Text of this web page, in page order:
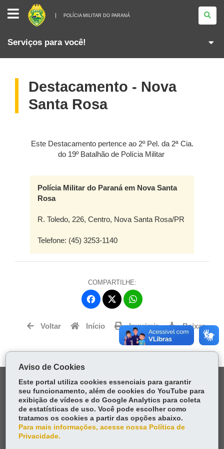
POLÍCIA
MILITAR
DO
PARANÁ
POLÍCIA MILITAR DO PARANÁ
Serviços para você!
Destacamento - Nova
Santa Rosa
Este Destacamento pertence ao 2º Pel. da 2ª Cia.
do 19º Batalhão de Polícia Militar
Polícia Militar do Paraná em Nova Santa
Rosa
R. Toledo, 226, Centro, Nova Santa Rosa/PR
Telefone: (45) 3253-1140
COMPARTILHE:
Fa
ce
bo
itt
er
ts
Ap
p
Voltar Início Imprimir Baixar
DENUNCIE CORRUPÇÃO
OUVIDORIA
TRANSPARÊNCIA INSTITUCIONAL
Aviso de Cookies
Este portal utiliza cookies essenciais para garantir
seu funcionamento, além de cookies do YouTube para
exibição de vídeos e do Google Analytics para coleta
de estatísticas de uso. Você pode escolher como
tratamos os cookies a partir das opções abaixo.
Para mais informações, acesse nossa Política de
Privacidade.